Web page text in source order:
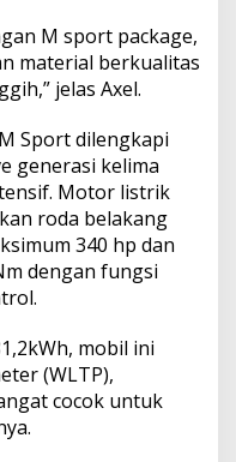
M sport package,
material berkualitas
jelas Axel.
Sport dilengkapi
generasi kelima
Motor listrik
roda belakang
340 hp dan
dengan fungsi
mobil ini
(WLTP),
cocok untuk